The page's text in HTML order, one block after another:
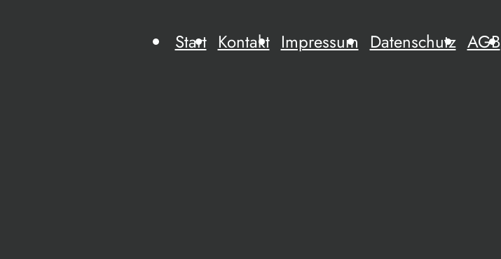
Start Kontakt Impressum Datenschutz AGB